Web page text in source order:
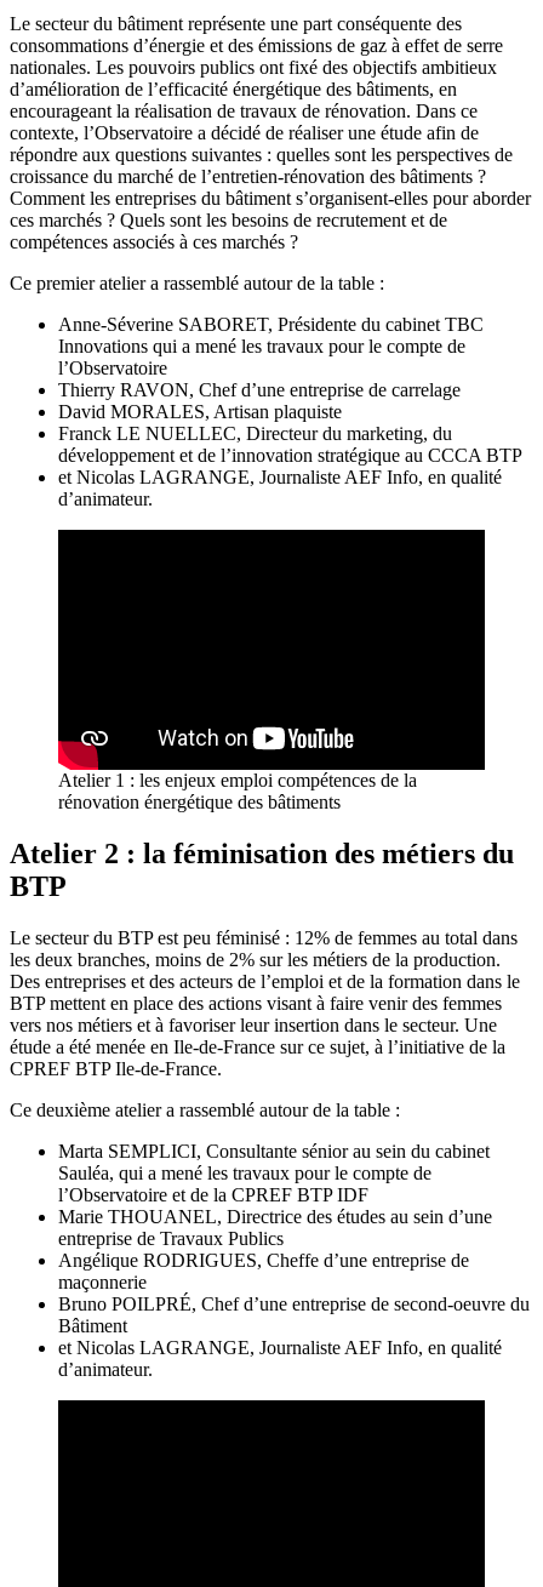
Le secteur du bâtiment représente une part conséquente des
consommations d’énergie et des émissions de gaz à effet de serre
nationales. Les pouvoirs publics ont fixé des objectifs ambitieux
d’amélioration de l’efficacité énergétique des bâtiments, en
encourageant la réalisation de travaux de rénovation. Dans ce
contexte, l’Observatoire a décidé de réaliser une étude afin de
répondre aux questions suivantes : quelles sont les perspectives de
croissance du marché de l’entretien-rénovation des bâtiments ?
Comment les entreprises du bâtiment s’organisent-elles pour aborder
ces marchés ? Quels sont les besoins de recrutement et de
compétences associés à ces marchés ?
Ce premier atelier a rassemblé autour de la table :
Anne-Séverine SABORET, Présidente du cabinet TBC
Innovations qui a mené les travaux pour le compte de
l’Observatoire
Thierry RAVON, Chef d’une entreprise de carrelage
David MORALES, Artisan plaquiste
Franck LE NUELLEC, Directeur du marketing, du
développement et de l’innovation stratégique au CCCA BTP
et Nicolas LAGRANGE, Journaliste AEF Info, en qualité
d’animateur.
Atelier 1 : les enjeux emploi compétences de la
rénovation énergétique des bâtiments
Atelier 2 : la féminisation des métiers du
BTP
Le secteur du BTP est peu féminisé : 12% de femmes au total dans
les deux branches, moins de 2% sur les métiers de la production.
Des entreprises et des acteurs de l’emploi et de la formation dans le
BTP mettent en place des actions visant à faire venir des femmes
vers nos métiers et à favoriser leur insertion dans le secteur. Une
étude a été menée en Ile-de-France sur ce sujet, à l’initiative de la
CPREF BTP Ile-de-France.
Ce deuxième atelier a rassemblé autour de la table :
Marta SEMPLICI, Consultante sénior au sein du cabinet
Sauléa, qui a mené les travaux pour le compte de
l’Observatoire et de la CPREF BTP IDF
Marie THOUANEL, Directrice des études au sein d’une
entreprise de Travaux Publics
Angélique RODRIGUES, Cheffe d’une entreprise de
maçonnerie
Bruno POILPRÉ, Chef d’une entreprise de second-oeuvre du
Bâtiment
et Nicolas LAGRANGE, Journaliste AEF Info, en qualité
d’animateur.